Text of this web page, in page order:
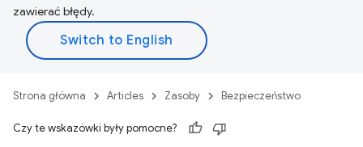
zawierać błędy.
Strona główna Articles Zasoby Bezpieczeństwo
Czy te wskazówki były pomocne?